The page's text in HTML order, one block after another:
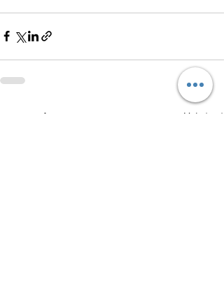
Posts récents Voir tout